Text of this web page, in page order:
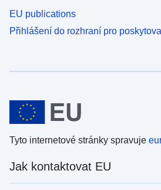
EU publications
Přihlášení do rozhraní pro
Tyto internetové stránky spravuje
Jak kontaktovat EU